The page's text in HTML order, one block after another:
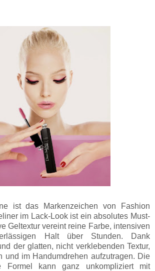
ist das Markenzeichen von Fashion
im Lack-Look ist ein absolutes Must-
Geltextur vereint reine Farbe, intensiven
Halt über Stunden. Dank
der glatten, nicht verklebenden Textur,
und im Handumdrehen aufzutragen. Die
Formel kann ganz unkompliziert mit